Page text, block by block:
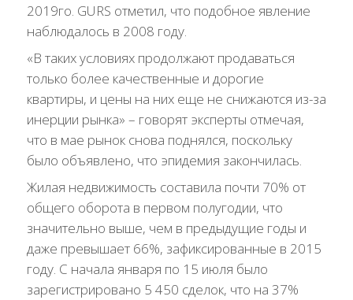
2019го. GURS отметил, что подобное явление
наблюдалось в 2008 году.
«В таких условиях продолжают продаваться
только более качественные и дорогие
квартиры, и цены на них еще не снижаются из-за
инерции рынка» – говорят эксперты отмечая,
что в мае рынок снова поднялся, поскольку
было объявлено, что эпидемия закончилась.
Жилая недвижимость составила почти 70% от
общего оборота в первом полугодии, что
значительно выше, чем в предыдущие годы и
даже превышает 66%, зафиксированные в 2015
году. С начала января по 15 июля было
зарегистрировано 5 450 сделок, что на 37%